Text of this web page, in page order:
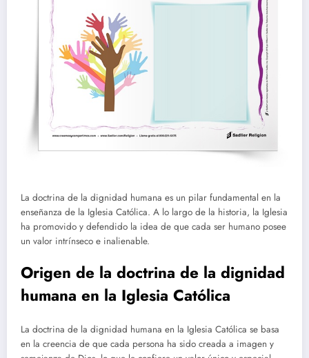
La doctrina de la dignidad humana es un pilar fundamental en la
enseñanza de la Iglesia Católica. A lo largo de la historia, la Iglesia
ha promovido y defendido la idea de que cada ser humano posee
un valor intrínseco e inalienable.
Origen de la doctrina de la dignidad
humana en la Iglesia Católica
La doctrina de la dignidad humana en la Iglesia Católica se basa
en la creencia de que cada persona ha sido creada a imagen y